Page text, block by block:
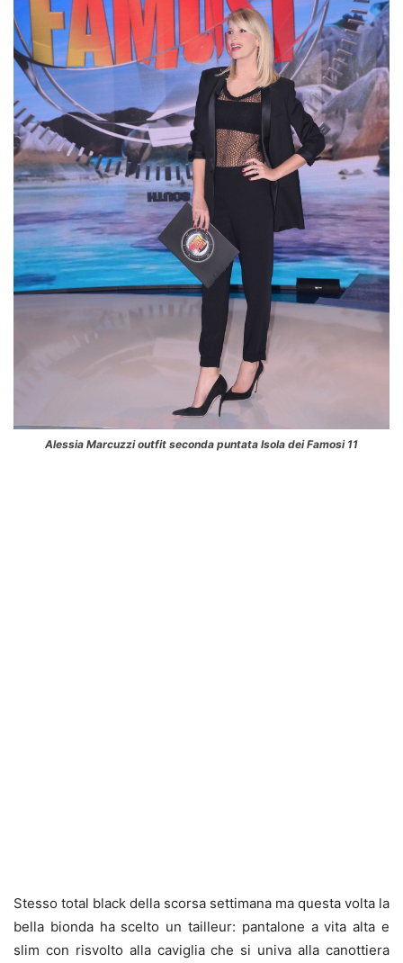
Alessia Marcuzzi outfit seconda puntata Isola dei Famosi 11
Stesso total black della scorsa settimana ma questa volta la
bella bionda ha scelto un tailleur: pantalone a vita alta e
slim con risvolto alla caviglia che si univa alla canottiera